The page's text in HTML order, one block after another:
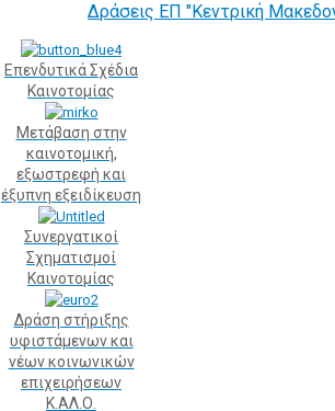
Δράσεις ΕΠ "Κεντρική
Επενδυτικά Σχέδια
Καινοτομίας
Μετάβαση στην
καινοτομική,
εξωστρεφή και
έξυπνη εξειδίκευση
Συνεργατικοί
Σχηματισμοί
Καινοτομίας
Δράση στήριξης
υφιστάμενων και
νέων κοινωνικών
επιχειρήσεων
Κ.ΑΛ.Ο.